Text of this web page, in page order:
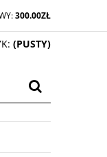
300.00ZŁ
(PUSTY)